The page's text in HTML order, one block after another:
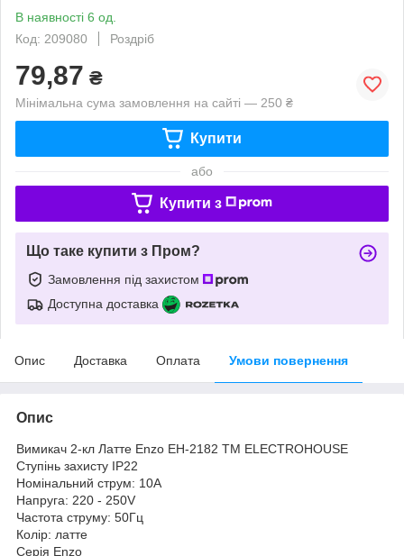
В наявності 6 од.
Код: 209080
Роздріб
79,87 ₴
Мінімальна сума замовлення на сайті — 250 ₴
Купити
або
Купити з
Що таке купити з Пром?
Замовлення під захистом
Доступна доставка
Опис Доставка Оплата Умови повернення
Опис
Вимикач 2-кл Латте Enzo EH-2182 ТМ ELECTROHOUSE
Ступінь захисту IP22
Номінальний струм: 10А
Напруга: 220 - 250V
Частота струму: 50Гц
Колір: латте
Серія Enzo